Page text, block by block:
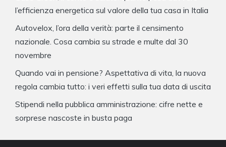
l’efficienza energetica sul valore della tua casa in Italia
Autovelox, l’ora della verità: parte il censimento
nazionale. Cosa cambia su strade e multe dal 30
novembre
Quando vai in pensione? Aspettativa di vita, la nuova
regola cambia tutto: i veri effetti sulla tua data di uscita
Stipendi nella pubblica amministrazione: cifre nette e
sorprese nascoste in busta paga